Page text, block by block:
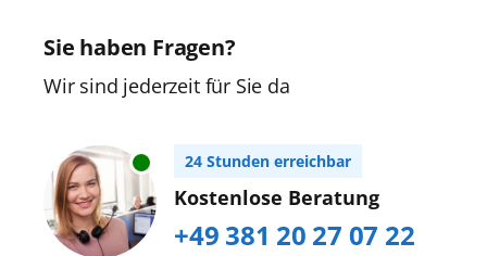
herrlichen Vegetation,
paradiesischen Stränden und
bedeutenden Sehenswürdigkeiten.
Welt voller leuchtender Farben und
unterschiedlicher Kulturen.
Mauritius, Port Louis, auf Ihrer
Kreuzfahrt vom Wasser aus. Die
gelegene Insel begeistert mit einer
herrlichen Vegetation,
paradiesischen Stränden und
bedeutenden Sehenswürdigkeiten.
Sie haben Fragen?
Wir sind jederzeit für Sie da
24 Stunden erreichbar
Kostenlose Beratung
+49 381 20 27 07 22